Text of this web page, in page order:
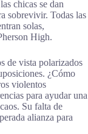
chicas se dan
sobrevivir. Todas las
solas,
High.
de vista polarizados
¿Cómo
violentos
para ayudar una
Su falta de
alianza para